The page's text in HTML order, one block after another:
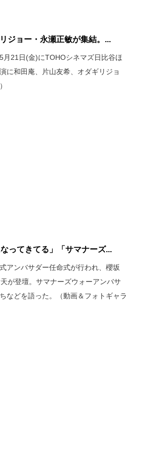
ジョー・永瀬正敏が集結。...
21日(金)にTOHOシネマズ日比谷ほ
に和田庵、片山友希、オダギリジョ
ってきてる」「サマナーズ...
アンバサダー任命式が行われ、櫻坂
が登壇。サマナーズウォーアンバサ
などを語った。（動画＆フォトギャラ